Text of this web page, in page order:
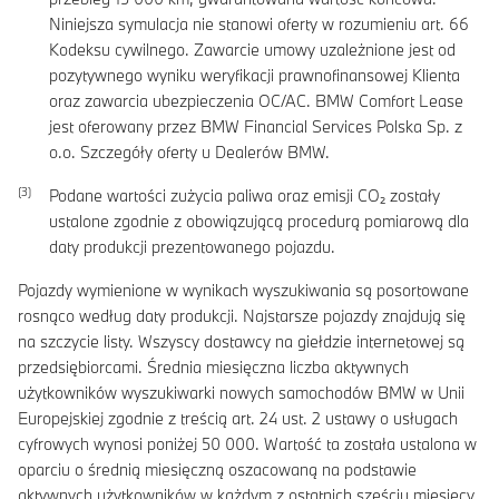
Niniejsza symulacja nie stanowi oferty w rozumieniu art. 66
Kodeksu cywilnego. Zawarcie umowy uzależnione jest od
pozytywnego wyniku weryfikacji prawnofinansowej Klienta
oraz zawarcia ubezpieczenia OC/AC. BMW Comfort Lease
jest oferowany przez BMW Financial Services Polska Sp. z
o.o. Szczegóły oferty u Dealerów BMW.
Podane wartości zużycia paliwa oraz emisji CO₂ zostały
ustalone zgodnie z obowiązującą procedurą pomiarową dla
daty produkcji prezentowanego pojazdu.
Pojazdy wymienione w wynikach wyszukiwania są posortowane
rosnąco według daty produkcji. Najstarsze pojazdy znajdują się
na szczycie listy. Wszyscy dostawcy na giełdzie internetowej są
przedsiębiorcami. Średnia miesięczna liczba aktywnych
użytkowników wyszukiwarki nowych samochodów BMW w Unii
Europejskiej zgodnie z treścią art. 24 ust. 2 ustawy o usługach
cyfrowych wynosi poniżej 50 000. Wartość ta została ustalona w
oparciu o średnią miesięczną oszacowaną na podstawie